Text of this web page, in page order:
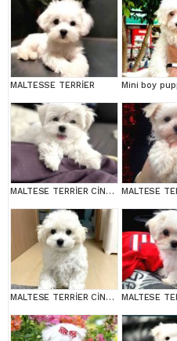
MALTESSE TERRİER
MALTESE TERRİER CİNSİ YAVRULAR
MALTESE TERRİER CİNSİ YAVRULAR